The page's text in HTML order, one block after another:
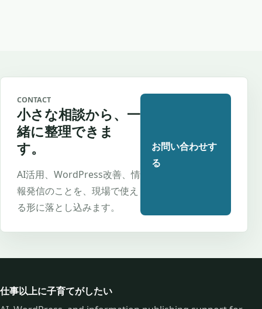
CONTACT
小さな相談から、一
緒に整理できま
す。
AI活用、WordPress改善、情
報発信のことを、現場で使え
る形に落とし込みます。
お問い合わせす
る
仕事以上に子育てがしたい